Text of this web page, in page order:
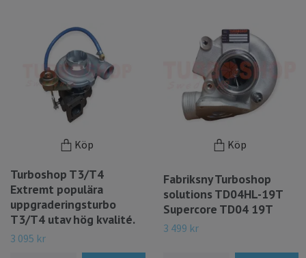
Köp
Turboshop T3/T4
Extremt populära
uppgraderingsturbo
T3/T4 utav hög kvalité.
3 095 kr
Köp
Fabriksny Turboshop
solutions TD04HL-19T
Supercore TD04 19T
3 499 kr